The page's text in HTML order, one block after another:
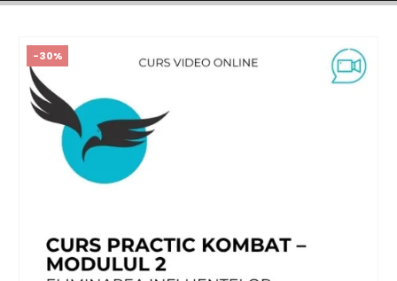
-30%